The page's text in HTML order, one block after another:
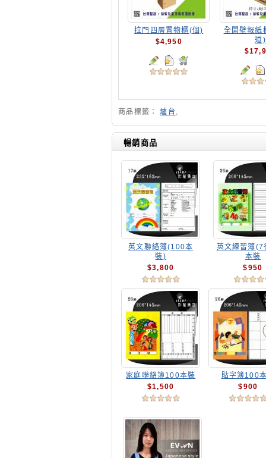
拉門四層置物櫃(個)
$4,950
全開壁報紙
道)
商品標籤：爐台
暢銷商品
英文聯絡簿(100本
裝)
$3,800
英文練習簿
本裝
$950
家庭聯絡簿100本裝
$1,500
貼字簿100
$900